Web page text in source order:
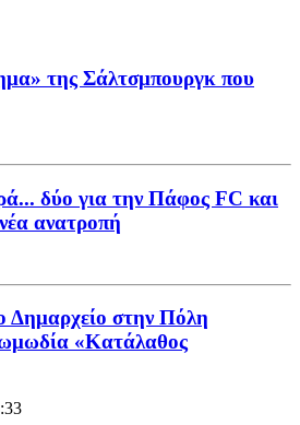
της Σάλτσμπουργκ που
δύο για την Πάφος FC και
ανατροπή
Δημαρχείο στην Πόλη
«Κατάλαθος